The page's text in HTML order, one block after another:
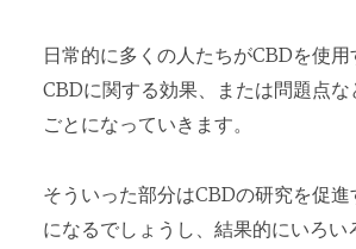
日常的に多くの人たちがCBDを使用
CBDに関する効果、または問題点
ごとになっていきます。
そういった部分はCBDの研究を促
になるでしょうし、結果的にいろい